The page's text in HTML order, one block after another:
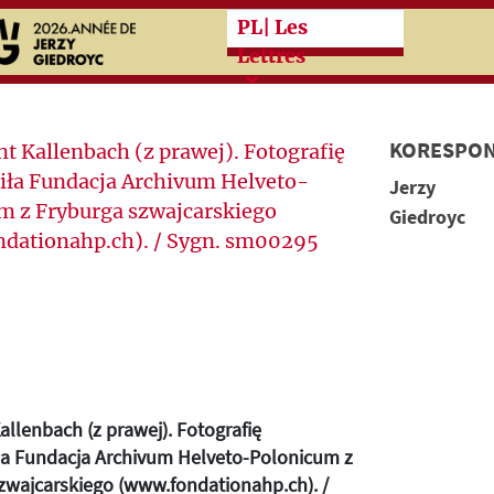
Przeskocz do treści
PL | Les
Lettres
(z prawej). Fotografię
Fundacja Archivum Helveto-Polonicum z
(www.fondationahp.ch). /
Jerzy
Giedroyc